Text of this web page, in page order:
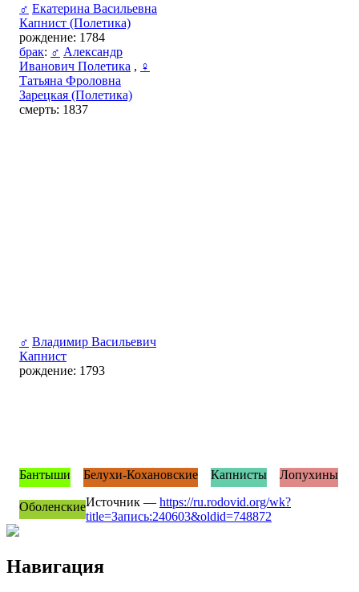
♂ Екатерина Васильевна
Капнист (Полетика)
рождение: 1784
брак: ♂ Александр
Иванович Полетика , ♀
Татьяна Фроловна
Зарецкая (Полетика)
смерть: 1837
♂ Владимир Васильевич
Капнист
рождение: 1793
Бантыши Белухи-Кохановские Капнисты Лопухины
ОболенскиеИсточник — https://ru.rodovid.org/wk?
title=Запись:240603&oldid=748872
Навигация